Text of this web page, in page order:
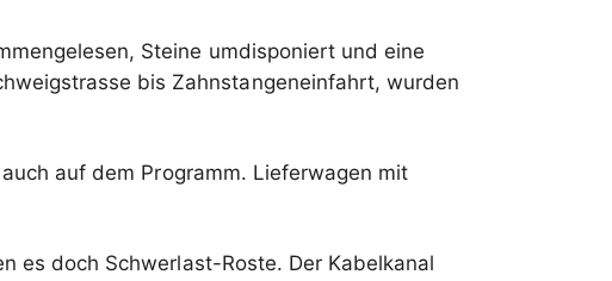
Steine umdisponiert und eine
bis Zahnstangeneinfahrt, wurden
auf dem Programm. Lieferwagen mit
es doch Schwerlast-Roste. Der Kabelkanal